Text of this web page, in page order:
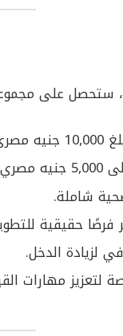
ستحصل على
شاملة.
فرصًا حقيقية
لزيادة الدخل.
لتعزيز مهارات